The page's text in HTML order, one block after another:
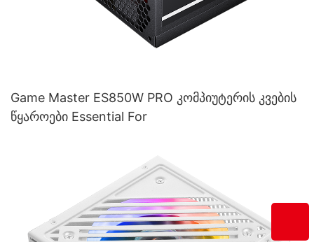
Game Master ES850W PRO კომპიუტერის კვების
წყაროები Essential For